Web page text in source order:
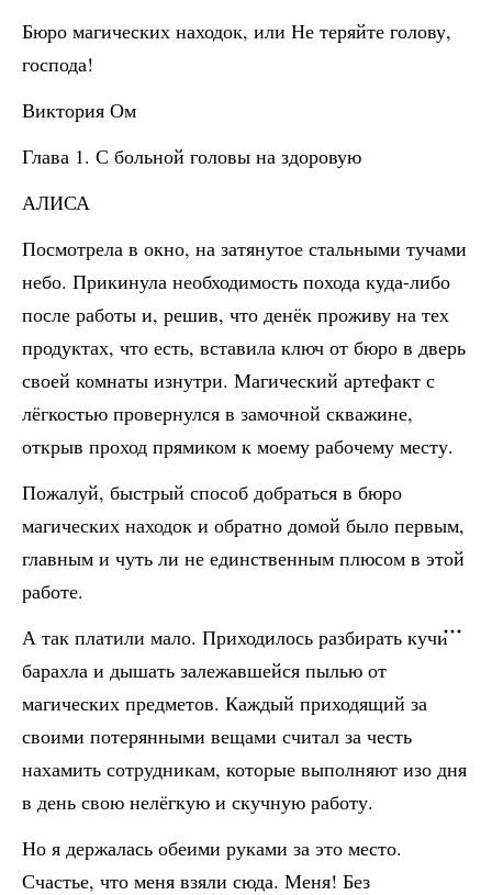
Бюро магических находок, или Не теряйте голову,
господа!
Виктория Ом
Глава 1. С больной головы на здоровую
АЛИСА
Посмотрела в окно, на затянутое стальными тучами
небо. Прикинула необходимость похода куда-либо
после работы и, решив, что денёк проживу на тех
продуктах, что есть, вставила ключ от бюро в дверь
своей комнаты изнутри. Магический артефакт с
лёгкостью провернулся в замочной скважине,
открыв проход прямиком к моему рабочему месту.
Пожалуй, быстрый способ добраться в бюро
магических находок и обратно домой было первым,
главным и чуть ли не единственным плюсом в этой
работе.
А так платили мало. Приходилось разбирать кучи
барахла и дышать залежавшейся пылью от
магических предметов. Каждый приходящий за
своими потерянными вещами считал за честь
нахамить сотрудникам, которые выполняют изо дня
в день свою нелёгкую и скучную работу.
Но я держалась обеими руками за это место.
Счастье, что меня взяли сюда. Меня! Без